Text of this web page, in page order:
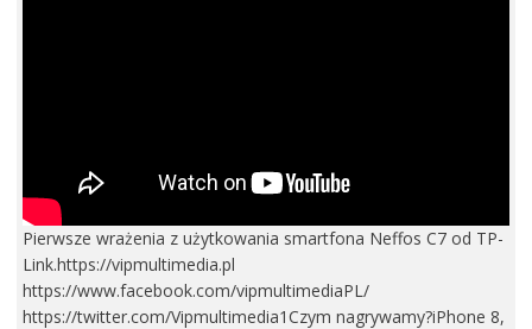
Pierwsze wrażenia z użytkowania smartfona Neffos C7 od TP-
Link.https://vipmultimedia.pl
https://www.facebook.com/vipmultimediaPL/
https://twitter.com/Vipmultimedia1Czym nagrywamy?iPhone 8,